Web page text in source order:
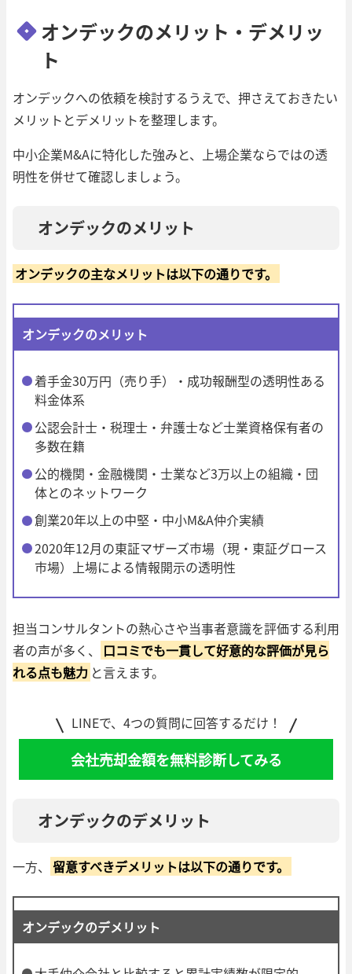
オンデックのメリット・デメリッ
ト
オンデックへの依頼を検討するうえで、押さえておきたい
メリットとデメリットを整理します。
中小企業M&Aに特化した強みと、上場企業ならではの透
明性を併せて確認しましょう。
オンデックのメリット
オンデックの主なメリットは以下の通りです。
オンデックのメリット
着手金30万円（売り手）・成功報酬型の透明性ある
料金体系
公認会計士・税理士・弁護士など士業資格保有者の
多数在籍
公的機関・金融機関・士業など3万以上の組織・団
体とのネットワーク
創業20年以上の中堅・中小M&A仲介実績
2020年12月の東証マザーズ市場（現・東証グロース
市場）上場による情報開示の透明性
担当コンサルタントの熱心さや当事者意識を評価する利用
者の声が多く、
口コミでも一貫して好意的な評価が見ら
れる点も魅力 と言えます。
LINEで、4つの質問に回答するだけ！
会社売却金額を無料診断してみる
オンデックのデメリット
一方、 留意すべきデメリットは以下の通りです。
オンデックのデメリット